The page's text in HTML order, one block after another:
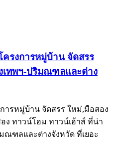
ครงการหมู่บ้าน จัดสรร
เทพฯ-ปริมณฑลและต่าง
ารหมู่บ้าน จัดสรร ใหม่,มือสอง
ง ทาวน์โฮม ทาวน์เฮ้าส์ ที่น่า
ณฑลและต่างจังหวัด ที่เยอะ